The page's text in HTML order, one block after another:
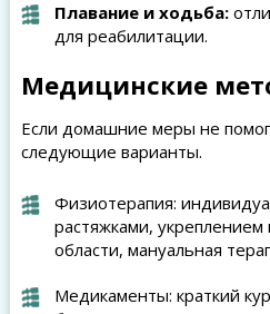
Плавание и ходьба:
для реабилитации.
Медицинские
Если домашние меры не
следующие варианты.
Физиотерапия:
растяжками,
области, мануальная
Медикаменты: краткий